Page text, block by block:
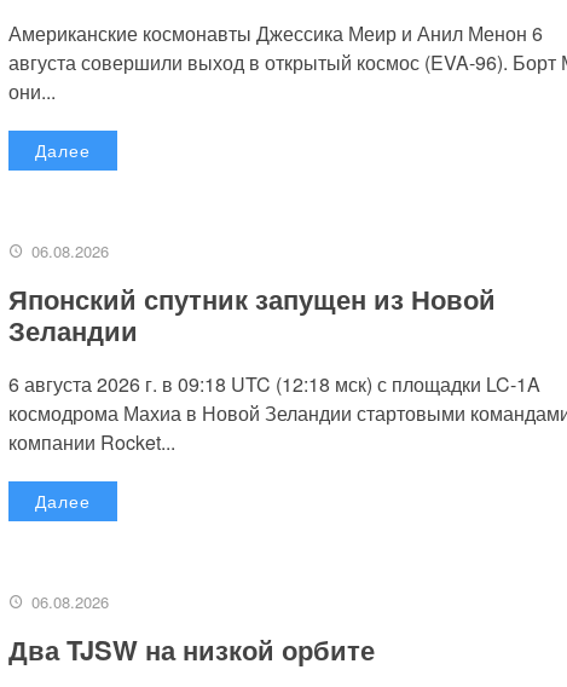
Американские космонавты Джессика Меир и Анил Менон 6
августа совершили выход в открытый космос (EVA-96).
они...
Далее
06.08.2026
Японский спутник запущен из Новой
Зеландии
6 августа 2026 г. в 09:18 UTC (12:18 мск) с площадки LC-1A
космодрома Махиа в Новой Зеландии стартовыми
компании Rocket...
Далее
06.08.2026
Два TJSW на низкой орбите